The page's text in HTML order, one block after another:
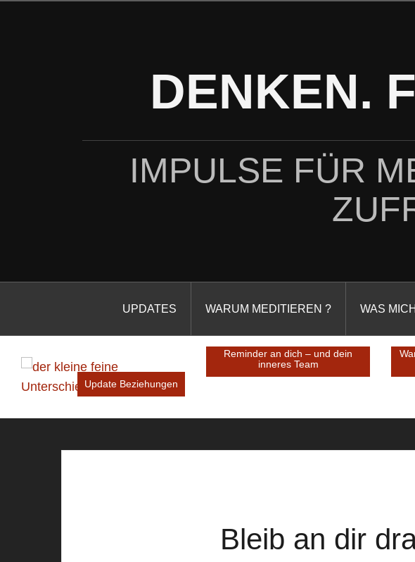
DENKEN.
IMPULSE FÜR
UPDATES WARUM MEDITIEREN ? WAS
Innenwelt trifft Außenwelt
Bleib an dir